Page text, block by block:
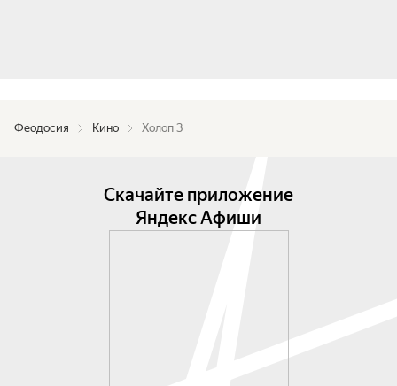
Феодосия Кино Холоп 3
Скачайте приложение
Яндекс Афиши